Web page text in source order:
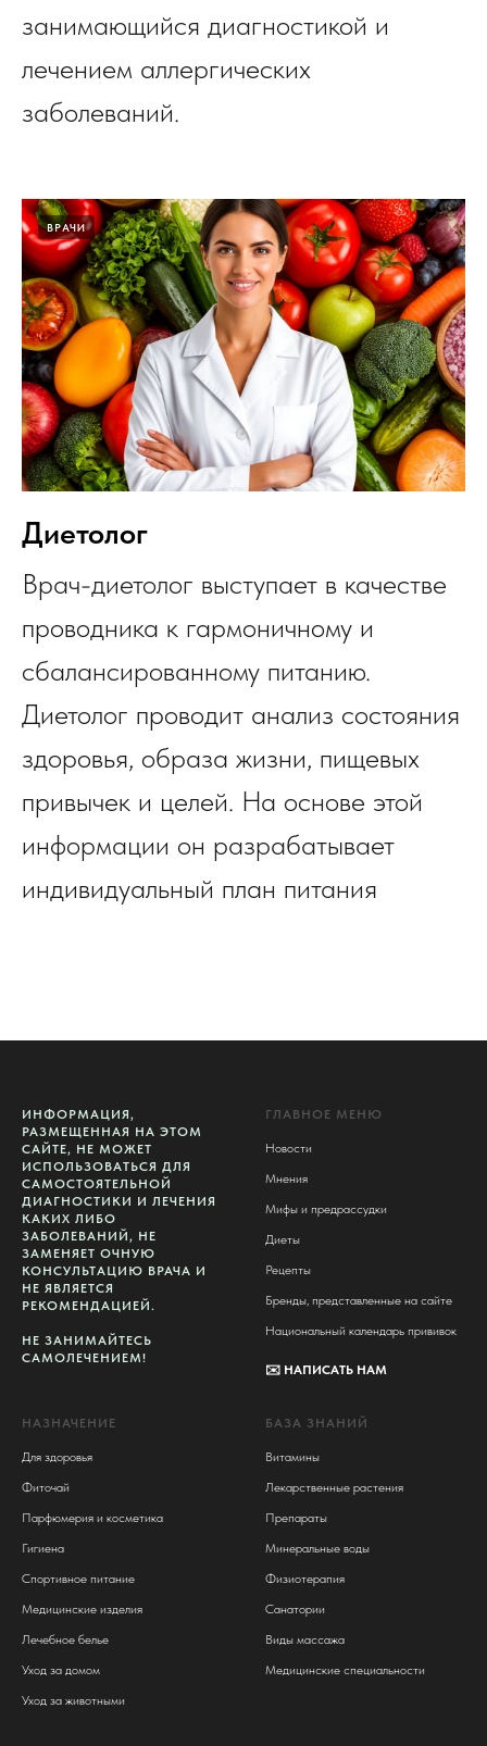
занимающийся диагностикой и
лечением аллергических
заболеваний.
ВРАЧИ
Диетолог
Врач-диетолог выступает в качестве
проводника к гармоничному и
сбалансированному питанию.
Диетолог проводит анализ состояния
здоровья, образа жизни, пищевых
привычек и целей. На основе этой
информации он разрабатывает
индивидуальный план питания
ИНФОРМАЦИЯ,
РАЗМЕЩЕННАЯ НА ЭТОМ
САЙТЕ, НЕ МОЖЕТ
ИСПОЛЬЗОВАТЬСЯ ДЛЯ
САМОСТОЯТЕЛЬНОЙ
ДИАГНОСТИКИ И ЛЕЧЕНИЯ
КАКИХ ЛИБО
ЗАБОЛЕВАНИЙ, НЕ
ЗАМЕНЯЕТ ОЧНУЮ
КОНСУЛЬТАЦИЮ ВРАЧА И
НЕ ЯВЛЯЕТСЯ
РЕКОМЕНДАЦИЕЙ.
НЕ ЗАНИМАЙТЕСЬ
САМОЛЕЧЕНИЕМ!
ГЛАВНОЕ МЕНЮ
Новости
Мнения
Мифы и предрассудки
Диеты
Рецепты
Бренды, представленные на сайте
Национальный календарь прививок
✉️ НАПИСАТЬ НАМ
НАЗНАЧЕНИЕ
Для здоровья
Фиточай
Парфюмерия и косметика
Гигиена
Спортивное питание
Медицинские изделия
Лечебное белье
Уход за домом
Уход за животными
БАЗА ЗНАНИЙ
Витамины
Лекарственные растения
Препараты
Минеральные воды
Физиотерапия
Санатории
Виды массажа
Медицинские специальности